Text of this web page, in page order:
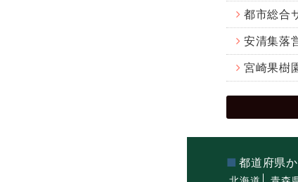
都市総合
安清集落
宮崎果樹
都道府県